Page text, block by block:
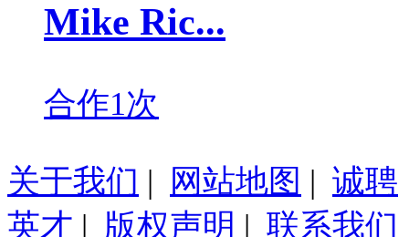
Mike Ric...
合作1次
关于我们 | 网站地图 | 诚聘
英才 | 版权声明 | 联系我们